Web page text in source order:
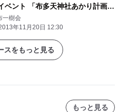
ベント 「布多天神社あかり計画」
月1日、布多天神社にて開催
一樹会
年11月20日 12:30
スをもっと見る
もっと見る